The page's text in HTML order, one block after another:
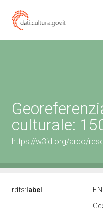
culturale:
https://w3id.org/arco/
rdfs: label EN